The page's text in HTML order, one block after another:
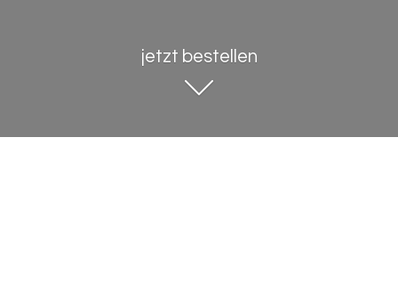
jetzt bestellen